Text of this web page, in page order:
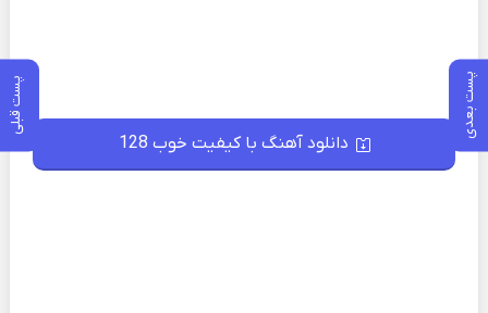
پست بعدی پست قبلی
دانلود آهنگ با کیفیت خوب 128